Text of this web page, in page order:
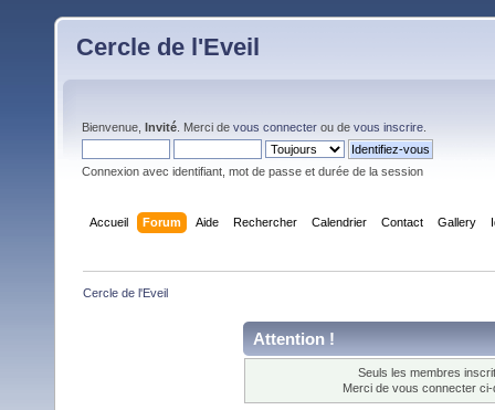
Cercle de l'Eveil
Bienvenue, Invité . Merci de vous connecter ou de vous inscrire
Connexion avec identifiant, mot de passe et durée de la session
Accueil Forum Aide Rechercher Calendrier Contact Gallery
Cercle de l'Eveil
Attention !
Seuls les membres
Merci de vous connecter